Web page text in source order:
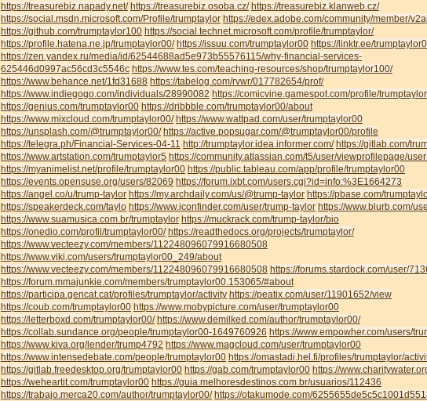
https://treasurebiz.napady.net/ https://treasurebiz.osoba.cz/ https://treasurebiz.klanweb.cz/
https://social.msdn.microsoft.com/Profile/trumptaylor https://edex.adobe.com/community/member/
https://github.com/trumptaylor100 https://social.technet.microsoft.com/profile/trumptaylor/
https://profile.hatena.ne.jp/trumptaylor00/ https://issuu.com/trumptaylor00 https://linktr.ee/
https://zen.yandex.ru/media/id/62544688ad5e973b55576115/why-financial-services-
625446d0997ac56cd3c5546c https://www.tes.com/teaching-resources/shop/trumptaylor100/
https://www.behance.net/1fd31688 https://tabelog.com/rvwr/017782654/prof/
https://www.indiegogo.com/individuals/28990082 https://comicvine.gamespot.com/profile/
https://genius.com/trumptaylor00 https://dribbble.com/trumptaylor00/about
https://www.mixcloud.com/trumptaylor00/ https://www.wattpad.com/user/trumptaylor00
https://unsplash.com/@trumptaylor00/ https://active.popsugar.com/@trumptaylor00/profile
https://telegra.ph/Financial-Services-04-11 http://trumptaylor.idea.informer.com/ https://gitlab.com/
https://www.artstation.com/trumptaylor5 https://community.atlassian.com/t5/user/viewprofilepage/
https://myanimelist.net/profile/trumptaylor00 https://public.tableau.com/app/profile/trumptaylor00
https://events.opensuse.org/users/82069 https://forum.ixbt.com/users.cgi?id=info:%3E1664273
https://angel.co/u/trump-taylor https://my.archdaily.com/us/@trump-taylor https://pbase.com/
https://speakerdeck.com/taylo https://www.iconfinder.com/user/trump-taylor https://www.blurb.com/
https://www.suamusica.com.br/trumptaylor https://muckrack.com/trump-taylor/bio
https://onedio.com/profil/trumptaylor00/ https://readthedocs.org/projects/trumptaylor/
https://www.vecteezy.com/members/112248096079916680508
https://www.viki.com/users/trumptaylor00_249/about
https://www.vecteezy.com/members/112248096079916680508 https://forums.stardock.com/user/
https://forum.mmajunkie.com/members/trumptaylor00.153065/#about
https://participa.gencat.cat/profiles/trumptaylor/activity https://peatix.com/user/11901652/view
https://coub.com/trumptaylor00 https://www.mobypicture.com/user/trumptaylor00
https://letterboxd.com/trumptaylor00/ https://www.demilked.com/author/trumptaylor00/
https://collab.sundance.org/people/trumptaylor00-1649760926 https://www.empowher.com/users/
https://www.kiva.org/lender/trump4792 https://www.magcloud.com/user/trumptaylor00
https://www.intensedebate.com/people/trumptaylor00 https://omastadi.hel.fi/profiles/trumptaylor/
https://gitlab.freedesktop.org/trumptaylor00 https://gab.com/trumptaylor00 https://
https://weheartit.com/trumptaylor00 https://guia.melhoresdestinos.com.br/usuarios/112436
https://trabajo.merca20.com/author/trumptaylor00/ https://otakumode.com/